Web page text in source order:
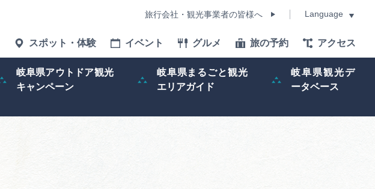
旅行会社・観光事業者の皆様へ Language
スポット・体験 イベント グルメ 旅の予約 アクセス
岐阜県アウトドア観光
キャンペーン
岐阜県まるごと観光
エリアガイド
岐阜県観光デ
ータベース